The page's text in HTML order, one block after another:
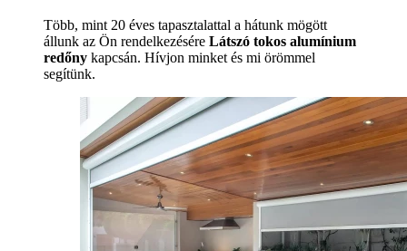
Több, mint 20 éves tapasztalattal a hátunk mögött
állunk az Ön rendelkezésére Látszó tokos alumínium
redőny kapcsán. Hívjon minket és mi örömmel
segítünk.